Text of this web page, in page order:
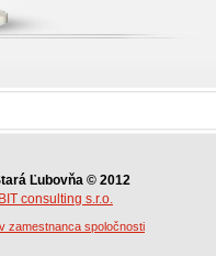
Ľubovňa © 2012
consulting s.r.o.
zamestnanca spoločnosti